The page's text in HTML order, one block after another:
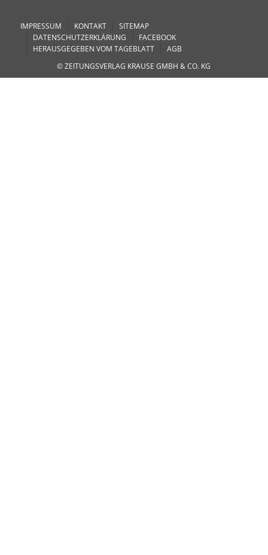
IMPRESSUM KONTAKT
SITEMAP
DATENSCHUTZERKLÄRUNG
FACEBOOK
HERAUSGEGEBEN VOM TAGEBLATT
AGB
© ZEITUNGSVERLAG KRAUSE GMBH & CO. KG